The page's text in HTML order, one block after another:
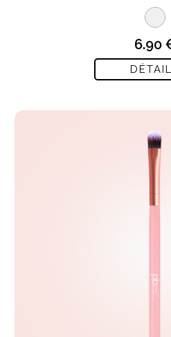
6.90